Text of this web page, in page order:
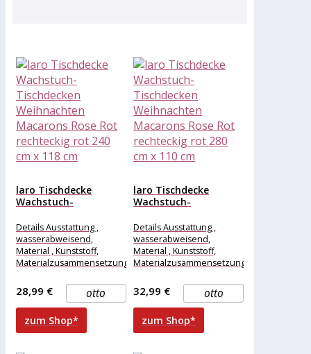
laro Tischdecke
Wachstuch-
Weihnachten
Macarons Rose Rot...
Details Ausstattung ,
wasserabweisend,
Material , Kunststoff,
Materialzusammensetzung
Gewicht Breite , 240 cm,
Länge , 118
otto
28,99 €
zum Shop*
laro Tischdecke
Wachstuch-
Weihnachten
Macarons Rose Rot...
Details Ausstattung ,
wasserabweisend,
Material , Kunststoff,
Materialzusammensetzung
Gewicht Breite , 280 cm,
Länge , 110
otto
32,99 €
zum Shop*